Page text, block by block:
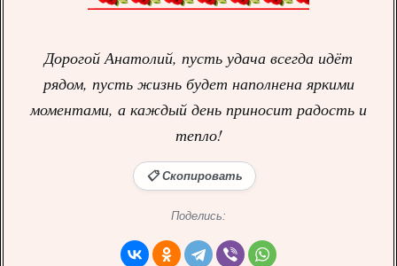
Дорогой Анатолий, пусть удача всегда идёт
рядом, пусть жизнь будет наполнена яркими
моментами, а каждый день приносит радость и
тепло!
📋 Скопировать
Поделись: